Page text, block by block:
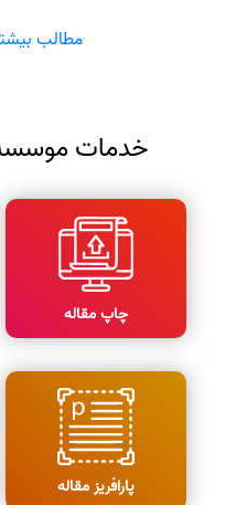
مطالب
خدمات موسسه
چاپ مقاله
پارافریز مقاله